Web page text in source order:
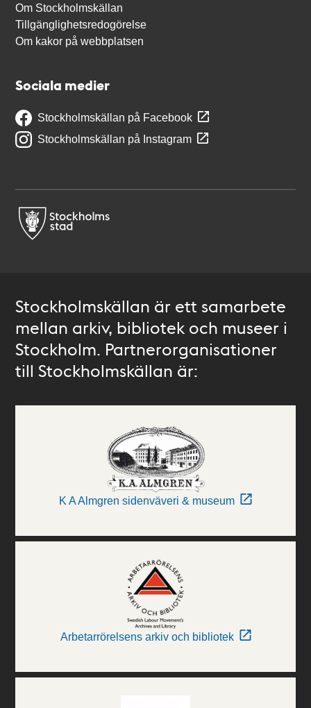
Om Stockholmskällan
Tillgänglighetsredogörelse
Om kakor på webbplatsen
Sociala medier
Stockholmskällan på Facebook
Stockholmskällan på Instagram
Stockholmskällan är ett samarbete
mellan arkiv, bibliotek och museer i
Stockholm. Partnerorganisationer
till Stockholmskällan är:
K A Almgren sidenväveri & museum
Arbetarrörelsens arkiv och bibliotek